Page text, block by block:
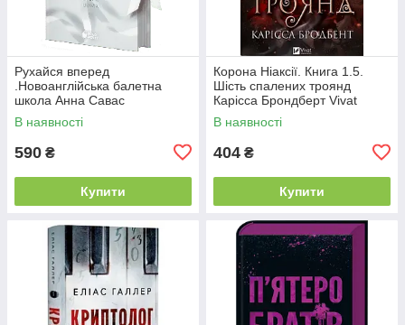
Рухайся вперед
.Новоанглійська балетна
школа Анна Савас
READBERRY
В наявності
590 ₴
Купити
Корона Ніаксії. Книга 1.5.
Шість спалених троянд
Карісса Брондберт Vivat
В наявності
404 ₴
Купити